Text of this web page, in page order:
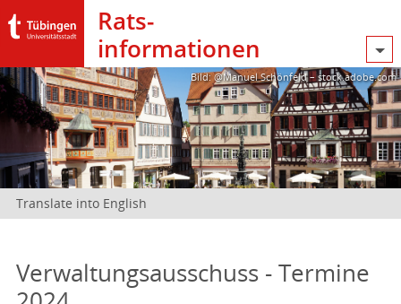
Rats­
informationen
Bild: @Manuel Schönfeld – stock.adobe.com
Translate into English
Verwaltungsausschuss - Termine